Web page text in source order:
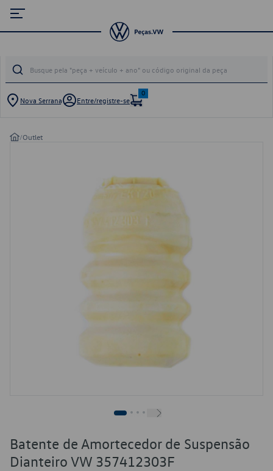
Nova Serrana Entre/registre-se
0
/Outlet
Batente de Amortecedor de Suspensão
Dianteiro VW 357412303F